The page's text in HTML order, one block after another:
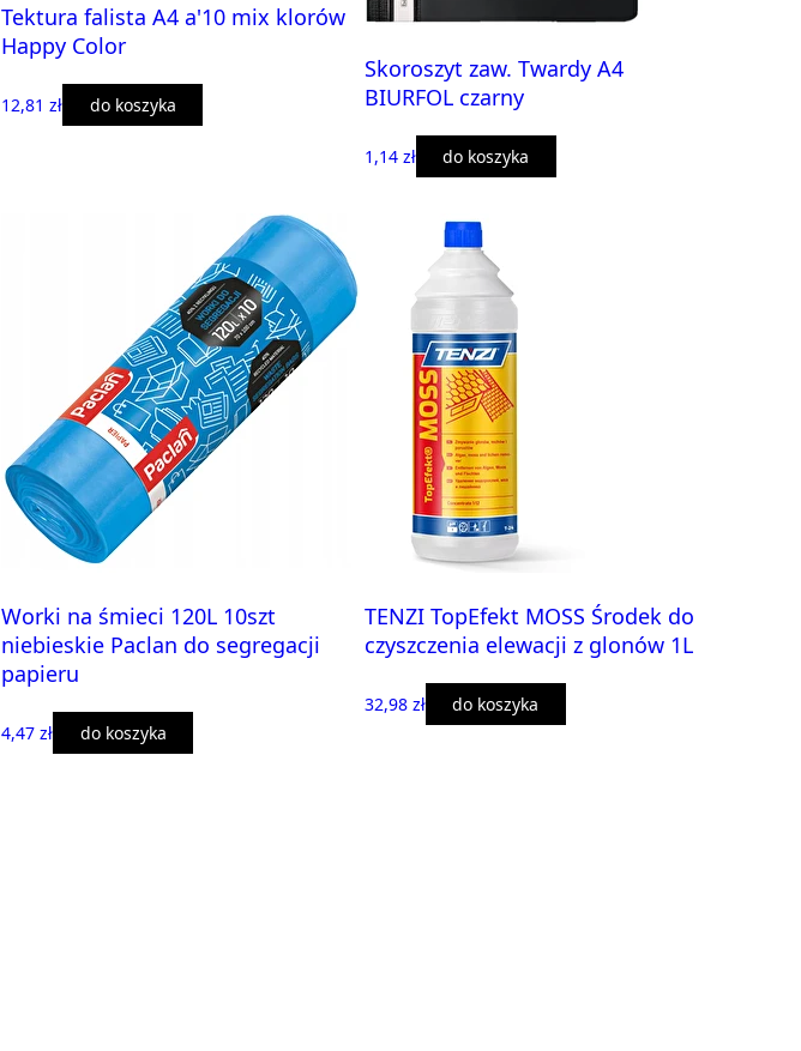
Tektura falista A4 a'10 mix klorów
Happy Color
12,81 zł do koszyka
Skoroszyt zaw. Twardy A4
BIURFOL czarny
1,14 zł do koszyka
Worki na śmieci 120L 10szt
niebieskie Paclan do segregacji
papieru
4,47 zł do koszyka
TENZI TopEfekt MOSS Środek do
czyszczenia elewacji z glonów 1L
32,98 zł do koszyka